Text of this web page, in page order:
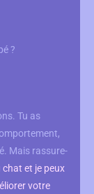
?
Tu as
Mais rassure-
et je peux
votre